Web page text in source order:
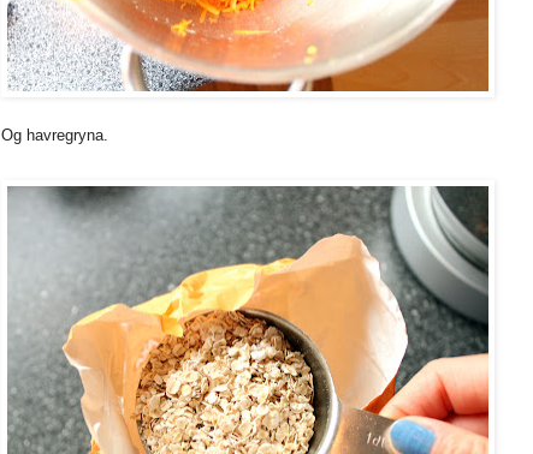
Og havregryna.